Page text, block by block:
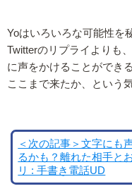
Yoはいろいろな可能性を
Twitterのリプライよりも
に声をかけることができ
ここまで来たか、という
＜次の記事＞文字にも
るかも？離れた相手と
リ : 手書き電話UD